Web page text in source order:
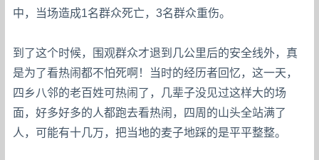
中，当场造成1名群众死亡，3名群众重伤。
到了这个时候，围观群众才退到几公里后的安全线外，真
是为了看热闹都不怕死啊！当时的经历者回忆，这一天，
四乡八邻的老百姓可热闹了，几辈子没见过这样大的场
面，好多好多的人都跑去看热闹，四周的山头全站满了
人，可能有十几万，把当地的麦子地踩的是平平整整。